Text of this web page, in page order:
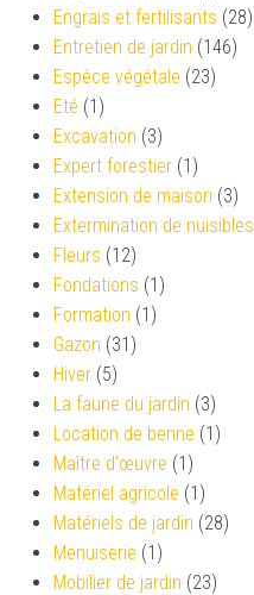
Engrais et fertilisants (28)
Entretien de jardin (146)
Espèce végétale (23)
Eté (1)
Excavation (3)
Expert forestier (1)
Extension de maison (3)
Extermination de nuisibles
Fleurs (12)
Fondations (1)
Formation (1)
Gazon (31)
Hiver (5)
La faune du jardin (3)
Location de benne (1)
Maître d'œuvre (1)
Matériel agricole (1)
Matériels de jardin (28)
Menuiserie (1)
Mobilier de jardin (23)